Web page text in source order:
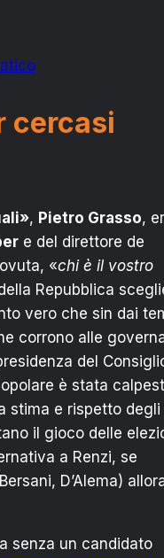
cercasi
, Pietro Grasso,
e del direttore de
«chi è il vostro
Repubblica
vero che sin dai
corrono alle
del
è stata
stima e rispetto degli
il gioco delle
a Renzi, se
D’Alema)
senza un candidato